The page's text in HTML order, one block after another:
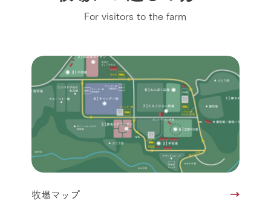
For visitors to the farm
牧場マップ